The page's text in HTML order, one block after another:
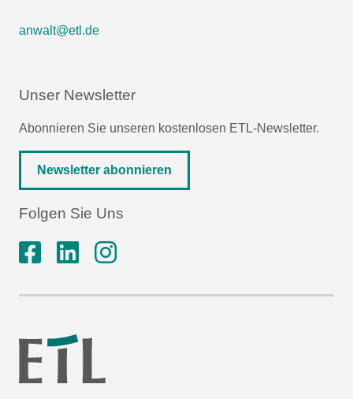
anwalt@etl.de
Unser Newsletter
Abonnieren Sie unseren kostenlosen ETL-Newsletter.
Newsletter abonnieren
Folgen Sie Uns